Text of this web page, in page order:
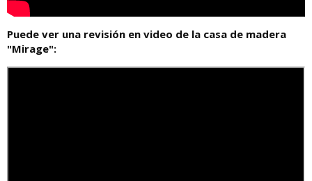
Puede ver una revisión en video de la casa de madera
"Mirage":